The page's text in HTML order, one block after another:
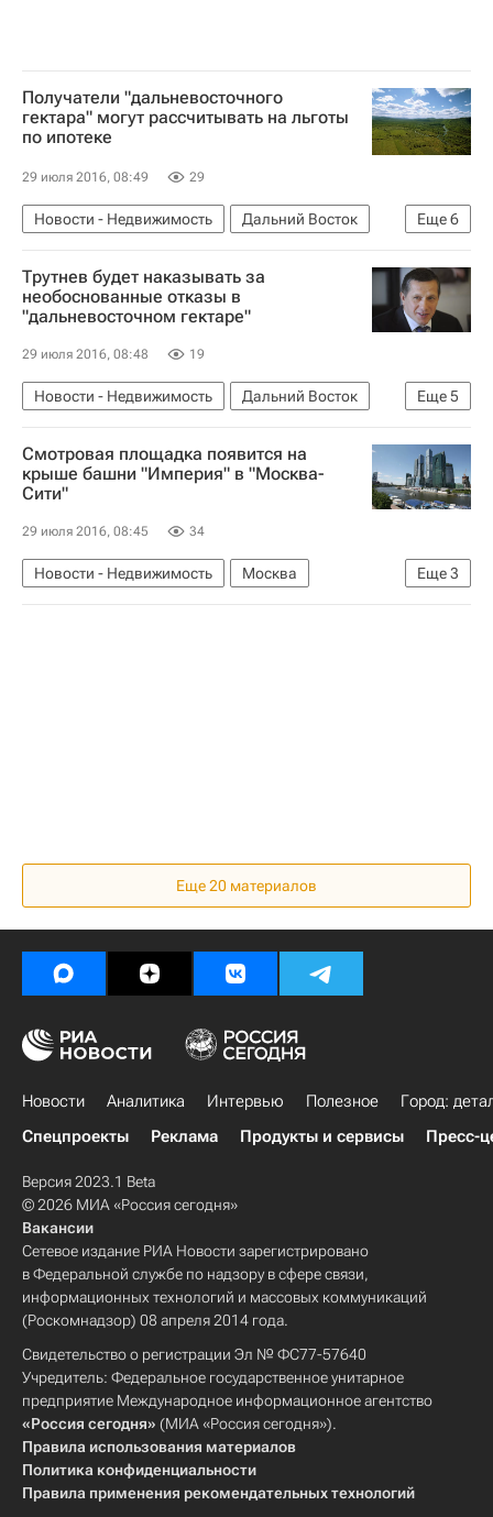
Получатели "дальневосточного
гектара" могут рассчитывать на льготы
по ипотеке
29 июля 2016, 08:49 29
Еще6
Новости - Недвижимость
Дальний Восток
Ипотека
Земельные участки
Юрий Трутнев
Господдержка ипотеки в России
Выдача "дальневосточного гектара"
Трутнев будет наказывать за
необоснованные отказы в
"дальневосточном гектаре"
29 июля 2016, 08:48 19
Еще5
Новости - Недвижимость
Дальний Восток
Земельные участки
Юрий Трутнев
Выдача "дальневосточного гектара"
Россия
Смотровая площадка появится на
крыше башни "Империя" в "Москва-
Сити"
29 июля 2016, 08:45 34
Еще3
Новости - Недвижимость
Москва
Москва-Сити
Коммерческая недвижимость
Еще 20 материалов
Новости Аналитика Интервью Полезное
Город:
Спецпроекты
Реклама Продукты и сервисы Пресс-
Версия 2023.1 Beta
© 2026 МИА «Россия сегодня»
Вакансии
Сетевое издание РИА Новости зарегистрировано
в Федеральной службе по надзору в сфере связи,
информационных технологий и массовых коммуникаций
(Роскомнадзор) 08 апреля 2014 года.
Свидетельство о регистрации Эл № ФС77-57640
Учредитель: Федеральное государственное унитарное
предприятие Международное информационное агентство
«Россия сегодня» (МИА «Россия сегодня»).
Правила использования материалов
Политика конфиденциальности
Правила применения рекомендательных технологий